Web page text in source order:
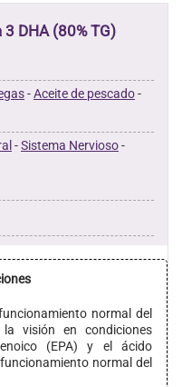
DHA (80% TG)
-Aceite de pescado-
-Sistema Nervioso-
normal del
visión en condiciones
(EPA) y el ácido
normal del